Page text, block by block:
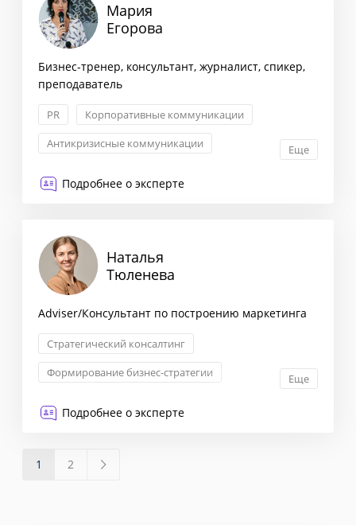
Мария
Егорова
Бизнес-тренер, консультант, журналист, спикер,
преподаватель
PR
Корпоративные коммуникации
Антикризисные коммуникации
Еще
Подробнее о эксперте
Наталья
Тюленева
Adviser/Консультант по построению маркетинга
Стратегический консалтинг
Формирование бизнес-стратегии
Еще
Подробнее о эксперте
1 2